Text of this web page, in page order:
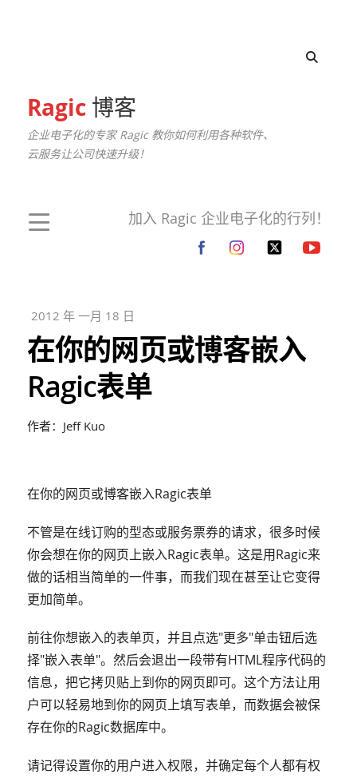
Ragic博客
企业电子化的专家 Ragic 教你如何利用各种软件、
云服务让公司快速升级！
加入 Ragic 企业电子化的行列！
2012 年 一月 18 日
在你的网页或博客嵌入
Ragic表单
作者：Jeff Kuo
在你的网页或博客嵌入Ragic表单
不管是在线订购的型态或服务票券的请求，很多时候
你会想在你的网页上嵌入Ragic表单。这是用Ragic来
做的话相当简单的一件事，而我们现在甚至让它变得
更加简单。
前往你想嵌入的表单页，并且点选"更多"单击钮后选
择"嵌入表单"。然后会退出一段带有HTML程序代码的
信息，把它拷贝贴上到你的网页即可。这个方法让用
户可以轻易地到你的网页上填写表单，而数据会被保
存在你的Ragic数据库中。
请记得设置你的用户进入权限，并确定每个人都有权